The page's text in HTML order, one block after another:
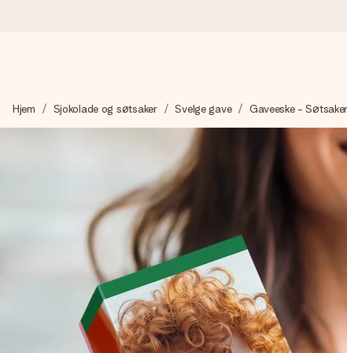
Vi lager dine gaver med omtanke og sender den avgårde så
4,5 (basert på +15 000 anmeldelser)
Gavene våre inspirerer. Kundene gir oss 4,5 på Google
Gratis kort med hilsen
Lag noe unikt med bare noen få steg - med hennes navn,
øyeblikket.
Hjem Sjokolade og søtsaker Svelge gave Gaveeske - Søtsaker